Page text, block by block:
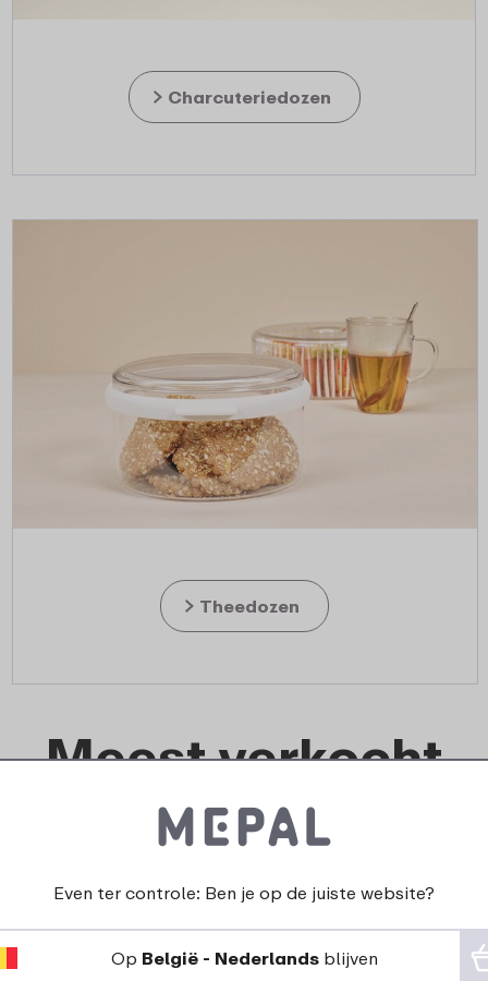
Charcuteriedozen
Theedozen
Meest verkocht
Even ter controle: Ben je op de juiste website?
Op België - Nederlandsblijven